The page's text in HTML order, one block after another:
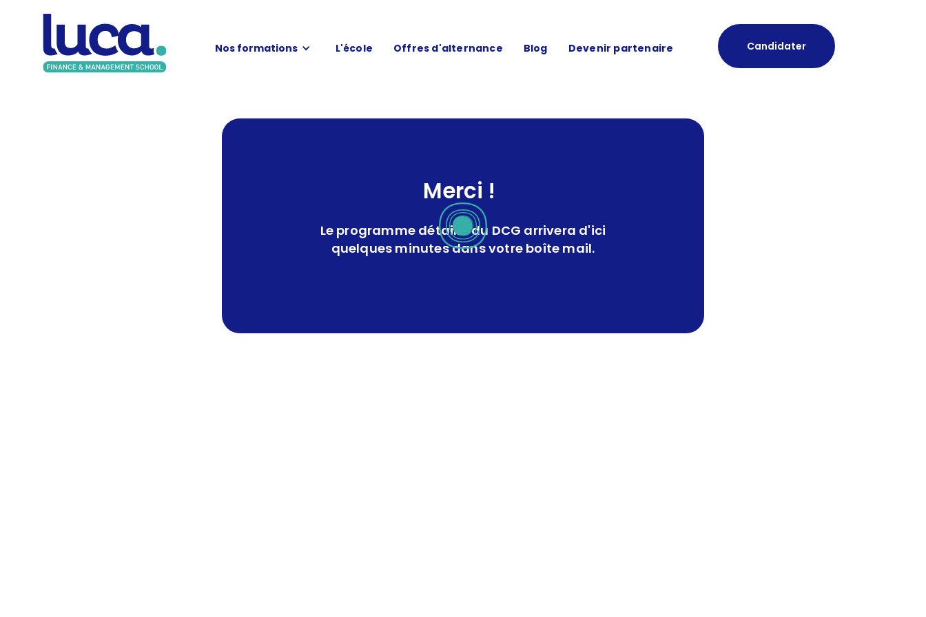
Nos formations L'école Offres d'alternance Blog Devenir partenaire Candidater
Merci !
Le programme détaillé du DCG arrivera d'ici
quelques minutes dans votre boîte mail.